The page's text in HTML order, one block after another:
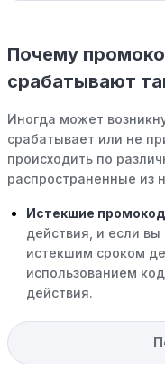
Почему
срабатывают
Иногда может
срабатывает или не
происходить по
распространенные из
Истекшие
действия, и если
истекшим сроком
использованием
действия.
Уже со скидкой:В
вас товар может
магазины